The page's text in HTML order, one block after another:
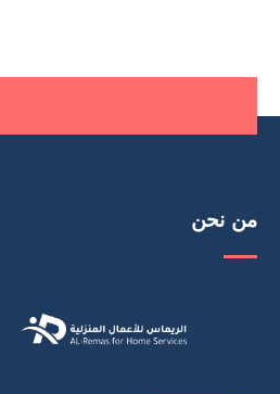
من نحن